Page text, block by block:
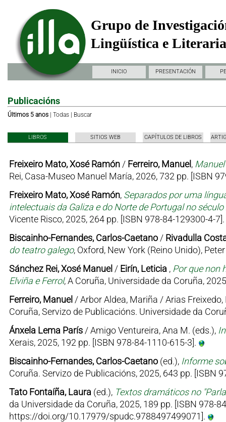
Grupo de
Lingüística e
INICIO PRESENTACIÓN
Publicacións
Últimos 5 anos| Todas| Buscar
LIBROS SITIOS WEB CAPÍTULOS DE LIBROS
Freixeiro Mato, Xosé Ramón/ Ferreiro, Manuel,
Rei, Casa-Museo Manuel María, 2026, 732 pp. [ISBN
Freixeiro Mato, Xosé Ramón, Separados por uma
intelectuais da Galiza e do Norte de Portugal no
Vicente Risco, 2025, 264 pp. [ISBN 978-84-129300-4-7].
Biscainho-Fernandes, Carlos-Caetano/ Rivadulla
do teatro galego, Oxford, New York (Reino Unido),
Sánchez Rei, Xosé Manuel / Eirín, Leticia , Por que non
Elviña e Ferrol, A Coruña, Universidade da Coruña,
Ferreiro, Manuel / Arbor Aldea, Mariña / Arias
Coruña, Servizo de Publicacións. Universidade da
Ánxela Lema París/ Amigo Ventureira, Ana M. (eds.),
Xerais, 2025, 192 pp. [ISBN 978-84-1110-615-3].
Biscainho-Fernandes, Carlos-Caetano(ed.), Informe
Coruña. Servizo de Publicacións, 2025, 643 pp.
Tato Fontaíña, Laura (ed.), Textos dramáticos no
da Universidade da Coruña, 2025, 189 pp. [ISBN 978-
https://doi.org/10.17979/spudc.9788497499071].